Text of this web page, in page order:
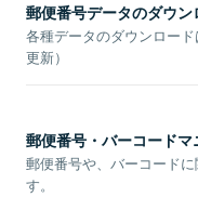
郵便番号データのダウン
各種データのダウンロー
更新）
郵便番号・バーコードマ
郵便番号や、バーコード
す。